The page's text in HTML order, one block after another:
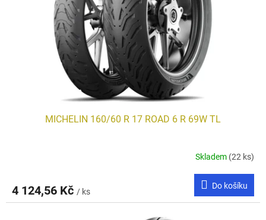
MICHELIN 160/60 R 17 ROAD 6 R 69W TL
Skladem (22 ks)
4 124,56 Kč / ks
Do košíku